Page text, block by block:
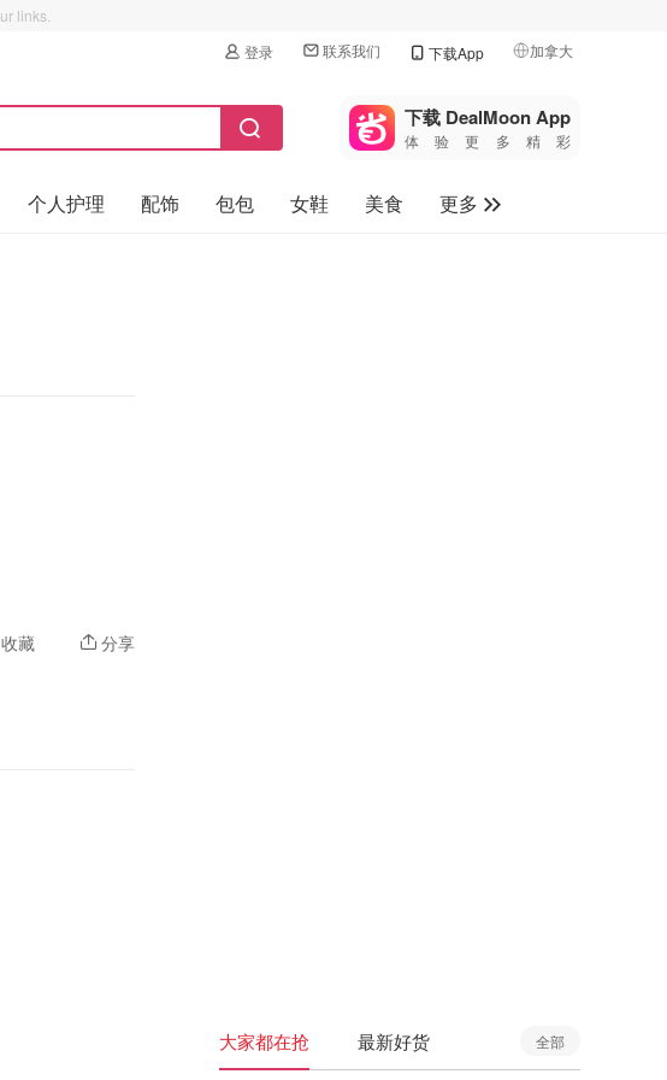
links.
登录 联系我们 下载App 加拿大
🇺🇸
美国
🇨🇳中国
🇨🇦加拿大
下载 DealMoon App
体验更多精彩
个人护理 配饰 包包 女鞋 美食
更多
收藏 分享
大家都在抢 最新好货 全部